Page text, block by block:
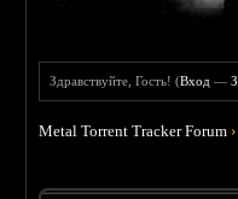
Здравствуйте, Гость! (Вход —
Metal Torrent Tracker Forum